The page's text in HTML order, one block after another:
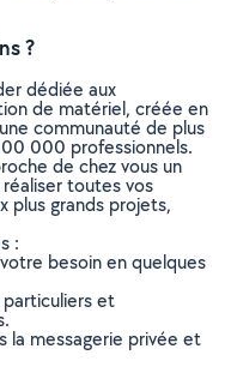
?
dédiée aux
de matériel, créée en
communauté de plus
000 professionnels.
de chez vous un
toutes vos
plus grands projets,
:
besoin en quelques
particuliers et
la messagerie privée et